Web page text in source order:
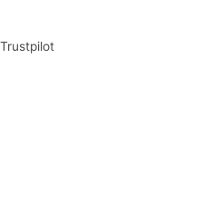
Trustpilot